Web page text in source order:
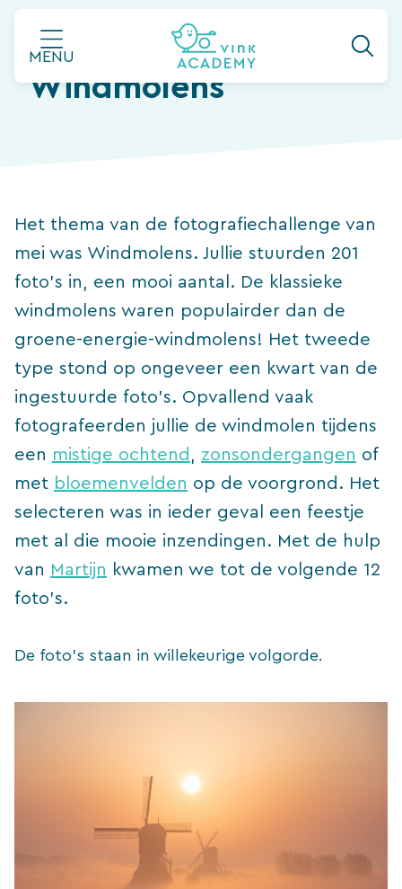
naar
de
inhoud
MENU
Hall of Fame:
Windmolens
Het thema van de fotografiechallenge van
mei was Windmolens. Jullie stuurden 201
foto’s in, een mooi aantal. De klassieke
windmolens waren populairder dan de
groene-energie-windmolens! Het tweede
type stond op ongeveer een kwart van de
ingestuurde foto’s. Opvallend vaak
fotografeerden jullie de windmolen tijdens
een mistige ochtend zonsondergangen of
met bloemenvelden op de voorgrond. Het
selecteren was in ieder geval een feestje
met al die mooie inzendingen. Met de hulp
van Martijn kwamen we tot de volgende 12
foto’s.
De foto’s staan in willekeurige volgorde.